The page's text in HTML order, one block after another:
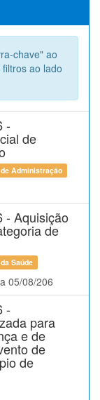
chave" ao
ao lado
-
de
Administração
- Aquisição
de
Saúde
05/08/206
-
para
e de
de
de